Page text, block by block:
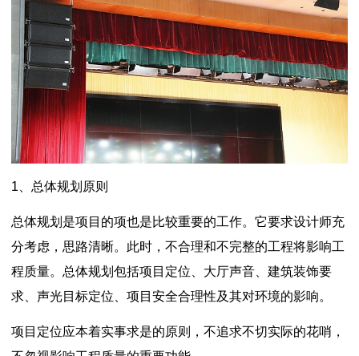
1、总体规划原则
总体规划是项目的项也是比较重要的工作。它要求设计师充
分考虑，思路清晰。此时，不合理和不完整的工程将影响工
程质量。总体规划包括项目定位、大厅声音、建筑装饰要
求、声光目标定位、项目安全合理性及其对环境的影响。
项目定位应本着实事求是的原则，不追求不切实际的花哨，